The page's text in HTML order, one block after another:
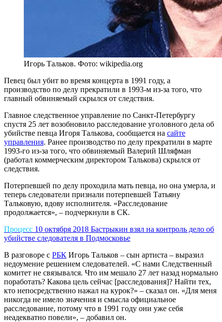
Игорь Тальков. Фото: wikipedia.org
Певец был убит во время концерта в 1991 году, а
производство по делу прекратили в 1993-м из-за того, что
главный обвиняемый скрылся от следствия.
Главное следственное управление по Санкт-Петербургу
спустя 25 лет возобновило расследование уголовного дела об
убийстве певца Игоря Талькова, сообщается на сайте
управления. Ранее производство по делу прекратили в марте
1993-го из-за того, что обвиняемый Валерий Шляфман
(работал коммерческим директором Талькова) скрылся от
следствия.
Потерпевшей по делу проходила мать певца, но она умерла, и
теперь следователи признали потерпевшей Татьяну
Тальковую, вдову исполнителя. «Расследование
продолжается», – подчеркнули в СК.
Процесс 10 октября 2018 Бастрыкин взял на контроль дело об
убийстве следователя в Подмосковье
В разговоре с РБК Игорь Тальков – сын артиста – выразил
недоумение решением следователей. «С нами Следственный
комитет не связывался. Что им мешало 27 лет назад нормально
поработать? Какова цель сейчас [расследования]? Найти тех,
кто непосредственно нажал на курок?» – сказал он. «Для меня
никогда не имело значения и смысла официальное
расследование, потому что в 1991 году они уже себя
неадекватно повели», – добавил он.